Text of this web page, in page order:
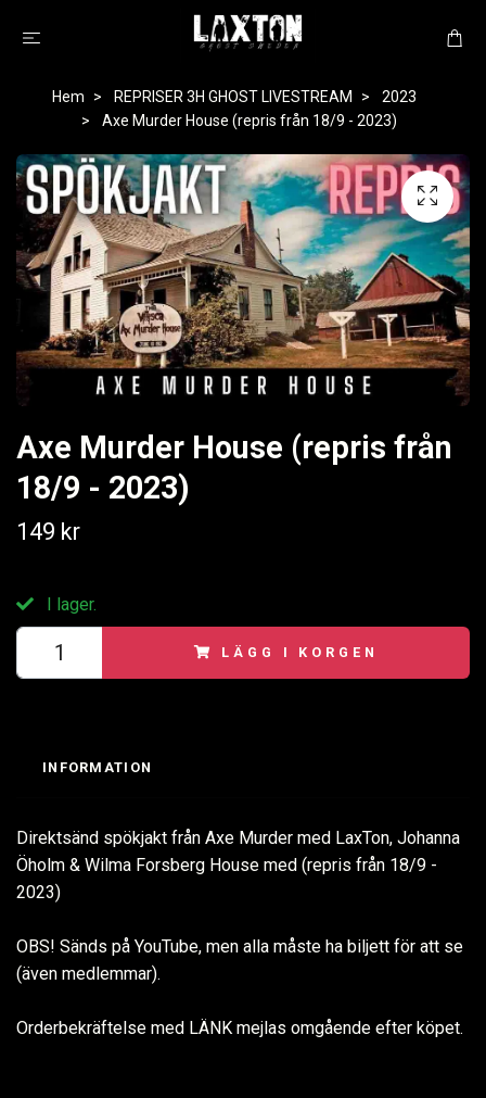
Hem REPRISER 3H GHOST LIVESTREAM
2023
Axe Murder House (repris från 18/9 - 2023)
Axe Murder House (repris från
18/9 - 2023)
149 kr
I lager.
LÄGG I KORGEN
INFORMATION
Direktsänd spökjakt från Axe Murder med LaxTon, Johanna
Öholm & Wilma Forsberg House med (repris från 18/9 -
2023)
OBS! Sänds på YouTube, men alla måste ha biljett för att se
(även medlemmar).
Orderbekräftelse med LÄNK mejlas omgående efter köpet.